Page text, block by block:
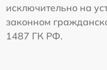
исключительно на
законном
1487 ГК РФ.